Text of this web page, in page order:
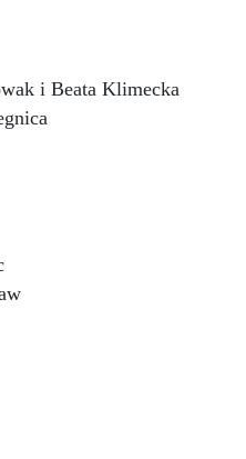
i Beata Klimecka